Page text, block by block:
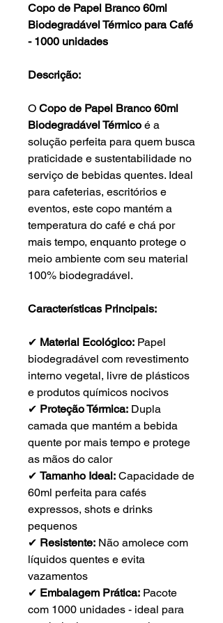
Copo de Papel Branco 60ml
Biodegradável Térmico para Café
- 1000 unidades
Descrição:
O Copo de Papel Branco 60ml
Biodegradável Térmico é a
solução perfeita para quem busca
praticidade e sustentabilidade no
serviço de bebidas quentes. Ideal
para cafeterias, escritórios e
eventos, este copo mantém a
temperatura do café e chá por
mais tempo, enquanto protege o
meio ambiente com seu material
100% biodegradável.
Características Principais:
✔ Material Ecológico: Papel
biodegradável com revestimento
interno vegetal, livre de plásticos
e produtos químicos nocivos
✔ Proteção Térmica: Dupla
camada que mantém a bebida
quente por mais tempo e protege
as mãos do calor
✔ Tamanho Ideal: Capacidade de
60ml perfeita para cafés
expressos, shots e drinks
pequenos
✔ Resistente: Não amolece com
líquidos quentes e evita
vazamentos
✔ Embalagem Prática: Pacote
com 1000 unidades - ideal para